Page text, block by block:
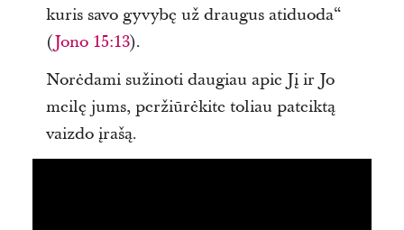
kuris savo gyvybę už draugus atiduoda“
(Jono 15:13).
Norėdami sužinoti daugiau apie Jį ir Jo
meilę jums, peržiūrėkite toliau pateiktą
vaizdo įrašą.